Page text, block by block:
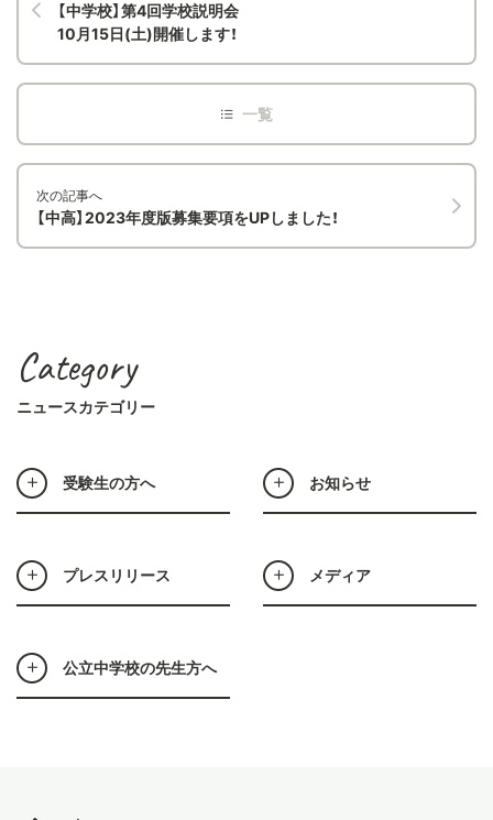
【中学校】第4回学校説明会
10月15日(土)開催します！
次の記事へ
【中高】2023年度版募集要項をUPしました！
Category
ニュースカテゴリー
受験生の方へ お知らせ
プレスリリース メディア
公立中学校の先生方へ